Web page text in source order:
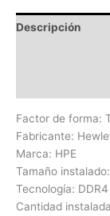
Descripción
Factor de forma:
Fabricante:
Marca: HPE
Tamaño
Tecnología: DDR4
Cantidad